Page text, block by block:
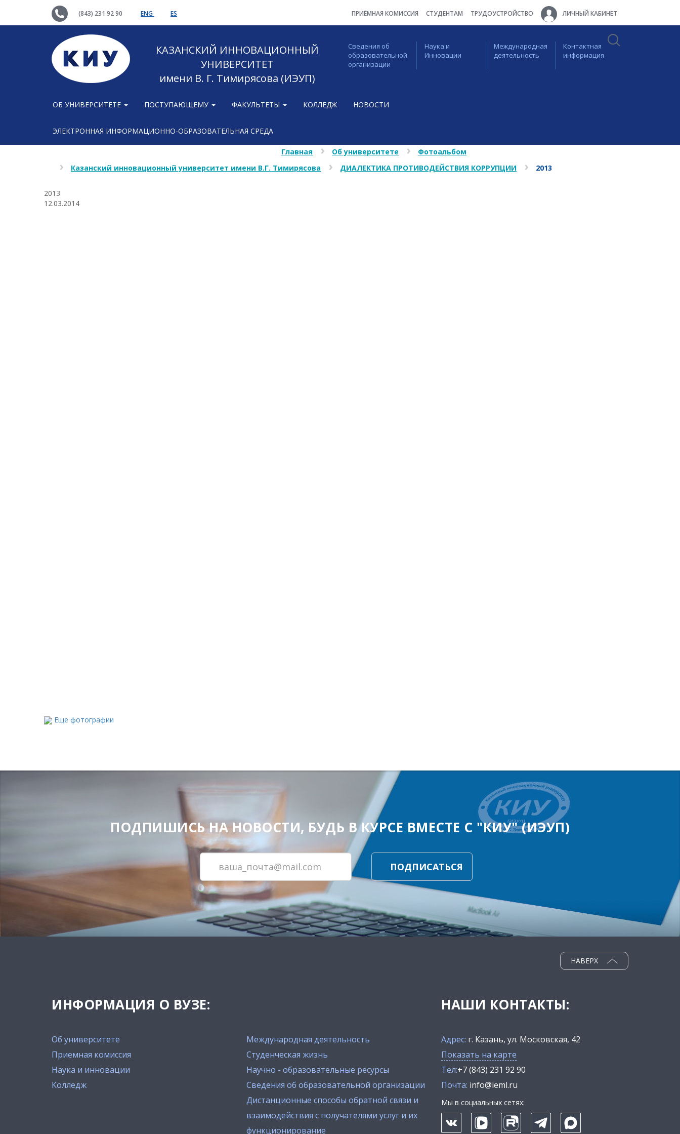
(843) 231 92 90 ENG ES ПРИЁМНАЯ КОМИССИЯ СТУДЕНТАМ ТРУДОУСТРОЙСТВО ЛИЧНЫЙ КАБИНЕТ
КАЗАНСКИЙ ИННОВАЦИОННЫЙ
УНИВЕРСИТЕТ
имени В. Г. Тимирясова (ИЭУП)
Сведения об
образовательной
организации
Наука и
Инновации
Международная
деятельность
Контактная
информация
ОБ УНИВЕРСИТЕТЕ ПОСТУПАЮЩЕМУ ФАКУЛЬТЕТЫ КОЛЛЕДЖ НОВОСТИ
ЭЛЕКТРОННАЯ ИНФОРМАЦИОННО-ОБРАЗОВАТЕЛЬНАЯ СРЕДА
Главная Об университете
Фотоальбом
Казанский инновационный университет имени В.Г. Тимирясова
ДИАЛЕКТИКА ПРОТИВОДЕЙСТВИЯ КОРРУПЦИИ 2013
2013
12.03.2014
Еще фотографии
ПОДПИШИСЬ НА НОВОСТИ, БУДЬ В КУРСЕ ВМЕСТЕ С "КИУ" (ИЭУП)
ПОДПИСАТЬСЯ
ИНФОРМАЦИЯ О ВУЗЕ:
Об университете
Приемная комиссия
Наука и инновации
Колледж
Международная деятельность
Студенческая жизнь
Научно - образовательные ресурсы
Сведения об образовательной организации
Дистанционные способы обратной связи и
взаимодействия с получателями услуг и их
функционирование
НАВЕРХ
НАШИ КОНТАКТЫ:
Адрес: г. Казань, ул. Московская, 42
Показать на карте
Тел:+7 (843) 231 92 90
Почта: info@ieml.ru
Мы в социальных сетях: